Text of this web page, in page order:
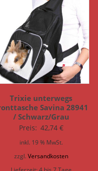
Trixie unterwegs
Savina 28941
/ Schwarz/Grau
Preis: 42,74 €
inkl. 19 % MwSt.
zzgl. Versandkosten